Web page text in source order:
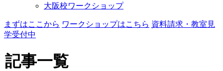
大阪校ワークショップ
まずはここから ワークショップはこちら 資料請求・教室見
学受付中
記事一覧